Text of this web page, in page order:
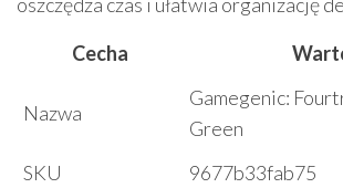
Cecha
Nazwa
Gamegenic:
Green
SKU
9677b33fab75